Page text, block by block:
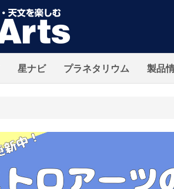
星ナビ プラネタリウム 製品